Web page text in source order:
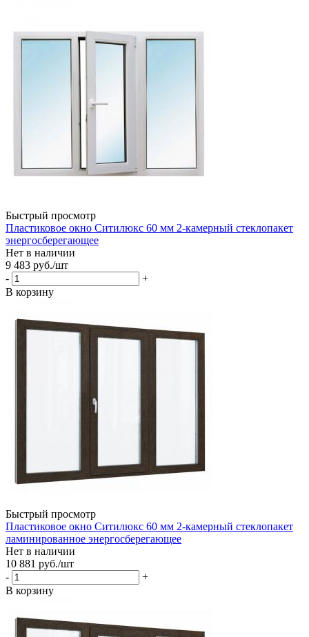
Быстрый просмотр
Пластиковое окно Ситилюкс 60 мм 2-камерный стеклопакет
энергосберегающее
Нет в наличии
9 483 руб./шт
-
+
В корзину
Быстрый просмотр
Пластиковое окно Ситилюкс 60 мм 2-камерный стеклопакет
ламинированное энергосберегающее
Нет в наличии
10 881 руб./шт
-
+
В корзину